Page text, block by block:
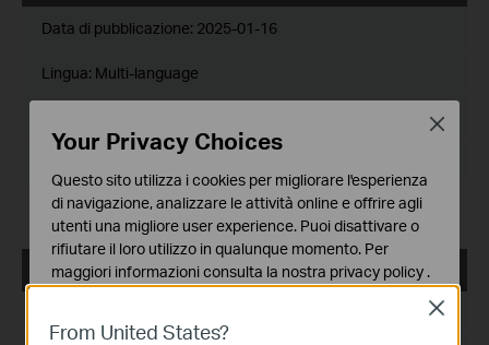
Data di pubblicazione: 2025-01-16
Lingua: Multi-language
Release Note >
VIGI VMS_1.5.56_32bits
From United States?
Close
Your Privacy Choices
Questo sito utilizza i cookies per migliorare l'esperienza
di navigazione, analizzare le attività online e offrire agli
utenti una migliore user experience. Puoi disattivare o
rifiutare il loro utilizzo in qualunque momento. Per
maggiori informazioni consulta la nostra privacy policy .
Questi cookies sono necessari per il corretto
Close